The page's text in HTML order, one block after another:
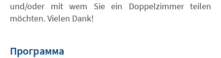
und/oder mit wem Sie ein Doppelzimmer teilen
möchten. Vielen Dank!
Программа